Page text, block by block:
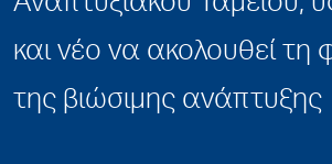
και νέο να ακολουθεί τη
της βιώσιμης ανάπτυξης